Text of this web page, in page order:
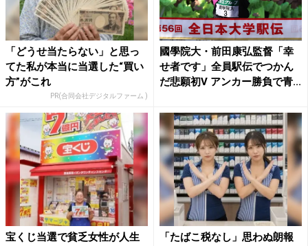
「どうせ当たらない」と思っ
てた私が本当に当選した“買い
方”がこれ
PR(合同会社デジタルファーム )
國學院大・前田康弘監督「幸
せ者です」全員駅伝でつかん
だ悲願初V アンカー勝負で青...
宝くじ当選で貧乏女性が人生 「たばこ税なし」思わぬ朗報